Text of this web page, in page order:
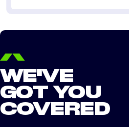
WE'VE
GOT YOU
COVERED